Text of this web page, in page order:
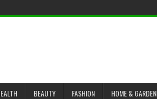
BEAUTY FASHION HOME & GARDEN